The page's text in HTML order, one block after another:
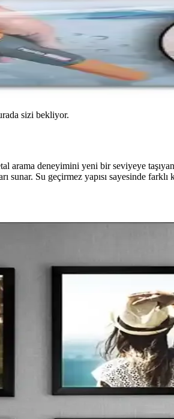
sizi bekliyor.
deneyimini yeni bir seviyeye
sunar. Su geçirmez yapısı sayesinde
sağlasa da alçı kaplamalar estetik
ve Güvenlik Analizi
koruması gibi güvenlik önlemleri
ve Estetiğin Buluşması
sektöründe kıyafetlerin sergilenmesini
Malzemeler ve Dekorasyon
fonksiyonellik katıyor. Çeşitli boyut ve